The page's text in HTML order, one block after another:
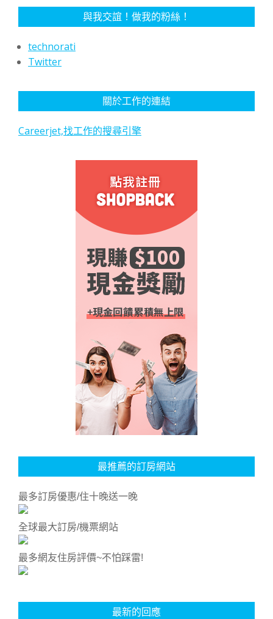
與我交誼！做我的粉絲！
technorati
Twitter
關於工作的連結
Careerjet,找工作的搜尋引擎
最推薦的訂房網站
最多訂房優惠/住十晚送一晚
全球最大訂房/機票網站
最多網友住房評價~不怕踩雷!
最新的回應